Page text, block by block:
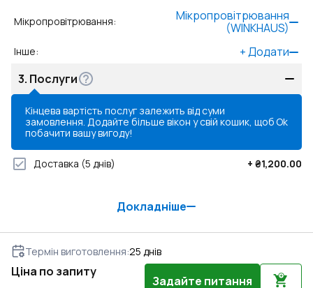
Мікропровітрювання:
Мікропровітрювання
(WINKHAUS)
Інше: +Додати
3. Послуги
Кінцева вартість послуг залежить від суми
замовлення. Додайте більше вікон у свій кошик, щоб
побачити вашу вигоду!
Ok
Доставка (5 днів) + ₴1,200.00
Докладніше
Термін виготовлення:25 днів
Ціна по запиту
Задайте питання